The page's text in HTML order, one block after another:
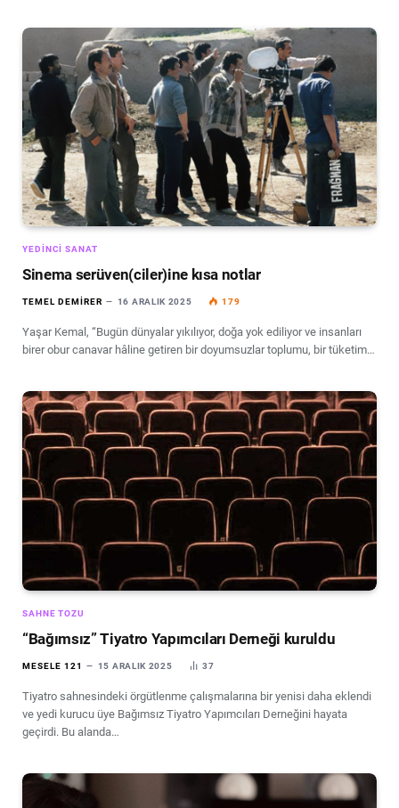
YEDINCI SANAT
Sinema serüven(ciler)ine kısa notlar
TEMEL DEMIRER 16 ARALIK 2025 179
Yaşar Kemal, “Bugün dünyalar yıkılıyor, doğa yok ediliyor ve insanları
birer obur canavar hâline getiren bir doyumsuzlar toplumu, bir tüketim…
SAHNE TOZU
“Bağımsız” Tiyatro Yapımcıları Derneği kuruldu
MESELE 121 15 ARALIK 2025 37
Tiyatro sahnesindeki örgütlenme çalışmalarına bir yenisi daha eklendi
ve yedi kurucu üye Bağımsız Tiyatro Yapımcıları Derneğini hayata
geçirdi. Bu alanda…